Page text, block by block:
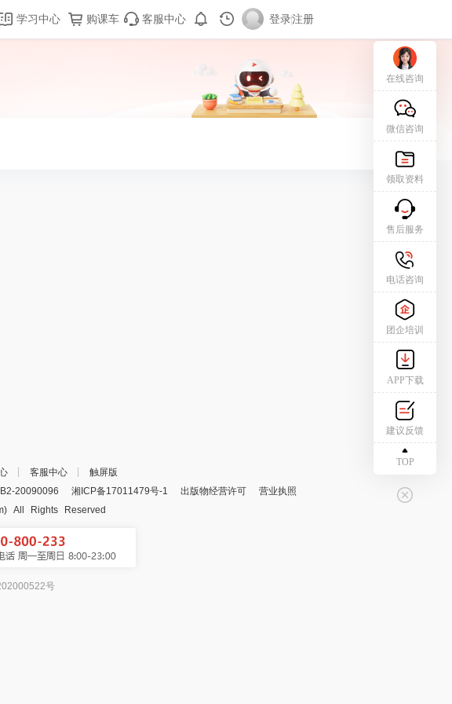
学习中心 购课车 客服中心 登录|注册
┊ 客服中心 ┊ 触屏版
B2-20090096 湘ICP备17011479号-1 出版物经营许可
营业执照
All Rights Reserved
号
在线咨询
微信咨询
领取资料
售后服务
电话咨询
团企培训
APP下载
建议反馈
TOP